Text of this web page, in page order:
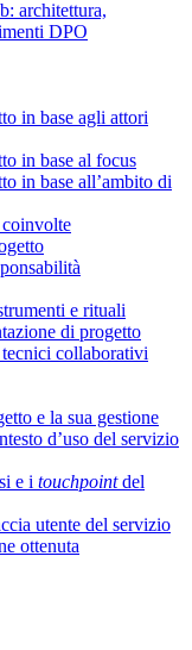
architettura,
DPO
in base agli attori
in base al focus
in base all’ambito di
e rituali
di progetto
collaborativi
e la sua gestione
d’uso del servizio
e i touchpointdel
utente del servizio
ottenuta